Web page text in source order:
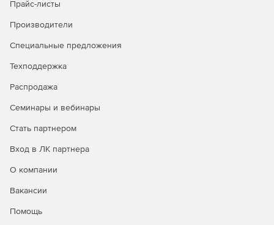
Централизованное применение белых списков для
ROM, USB-накопители или сетевые диски.
неавторизованной инсталляции программного
обеспечения.
Запрет на удаление или переименование любых
Совместимость:
Anti-Executable поддерживает работу с основными
Прайс-листы
Производители
Специальные предложения
Техподдержка
Распродажа
Семинары и вебинары
Стать партнером
Вход в ЛК партнера
О компании
Вакансии
Помощь